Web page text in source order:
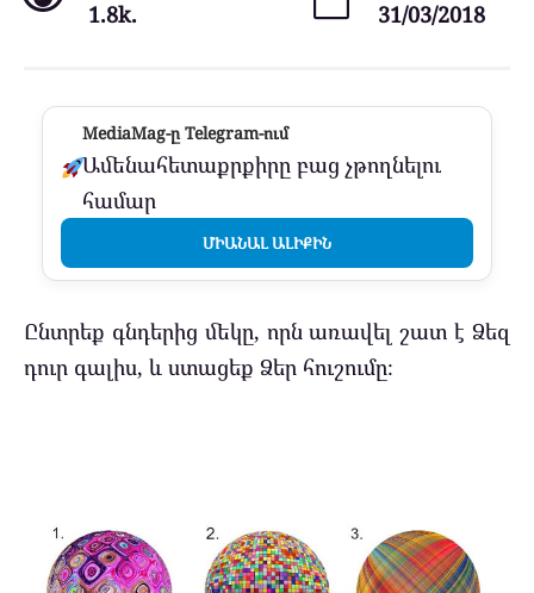
1.8k. 31/03/2018
MediaMag-ը Telegram-ում
Ամենահետաքրքիրը բաց չթողնելու
համար
ՄԻԱՆԱԼ ԱԼԻՔԻՆ
Ընտրեք գնդերից մեկը, որն առավել շատ է Ձեզ
դուր գալիս, և ստացեք Ձեր հուշումը։